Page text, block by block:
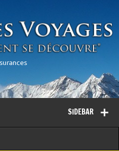
SIDEBAR